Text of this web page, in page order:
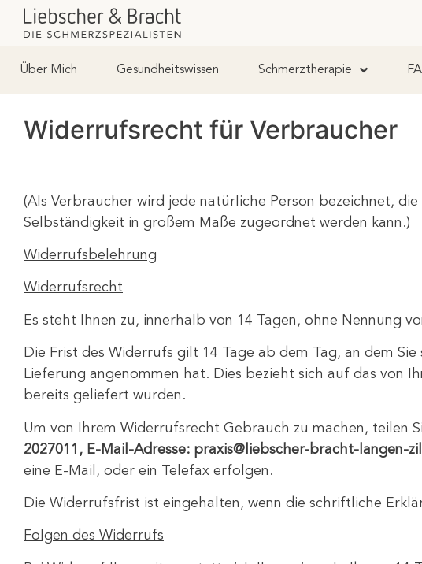
Über Mich Gesundheitswissen Schmerztherapie
Widerrufsrecht für Verbraucher
(Als Verbraucher wird jede natürliche Person bezeichnet,
Selbständigkeit in großem Maße zugeordnet werden kann.)
Widerrufsbelehrung
Widerrufsrecht
Es steht Ihnen zu, innerhalb von 14 Tagen, ohne Nennung
Die Frist des Widerrufs gilt 14 Tage ab dem Tag, an dem
Lieferung angenommen hat. Dies bezieht sich auf das von
bereits geliefert wurden.
Um von Ihrem Widerrufsrecht Gebrauch zu machen, teilen
2027011, E-Mail-Adresse: praxis@liebscher-bracht-langen-
eine E-Mail, oder ein Telefax erfolgen.
Die Widerrufsfrist ist eingehalten, wenn die schriftliche
Folgen des Widerrufs